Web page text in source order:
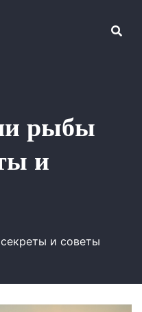
рыбы
и
и советы